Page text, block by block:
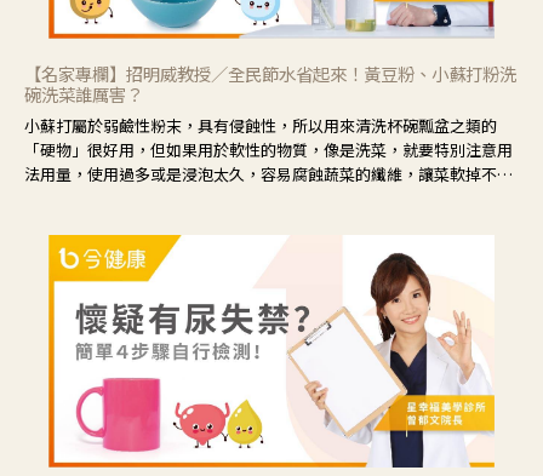
【名家專欄】招明威教授／全民節水省起來！黃豆粉、小蘇打粉洗
碗洗菜誰厲害？
小蘇打屬於弱鹼性粉末，具有侵蝕性，所以用來清洗杯碗瓢盆之類的
「硬物」很好用，但如果用於軟性的物質，像是洗菜，就要特別注意用
法用量，使用過多或是浸泡太久，容易腐蝕蔬菜的纖維，讓菜軟掉不清